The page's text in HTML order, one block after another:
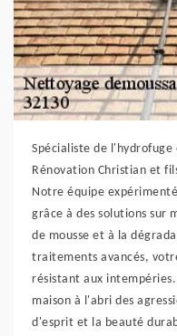
Spécialiste de
Rénovation Christian et
Notre équipe
grâce à des solutions sur
de mousse et à la
traitements avancés,
résistant aux
maison à l'abri des
d'esprit et la beauté